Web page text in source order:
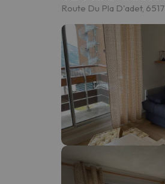
Férias na neve
Oops, não
Bem, parece que o
Route Du Pla D'adet,